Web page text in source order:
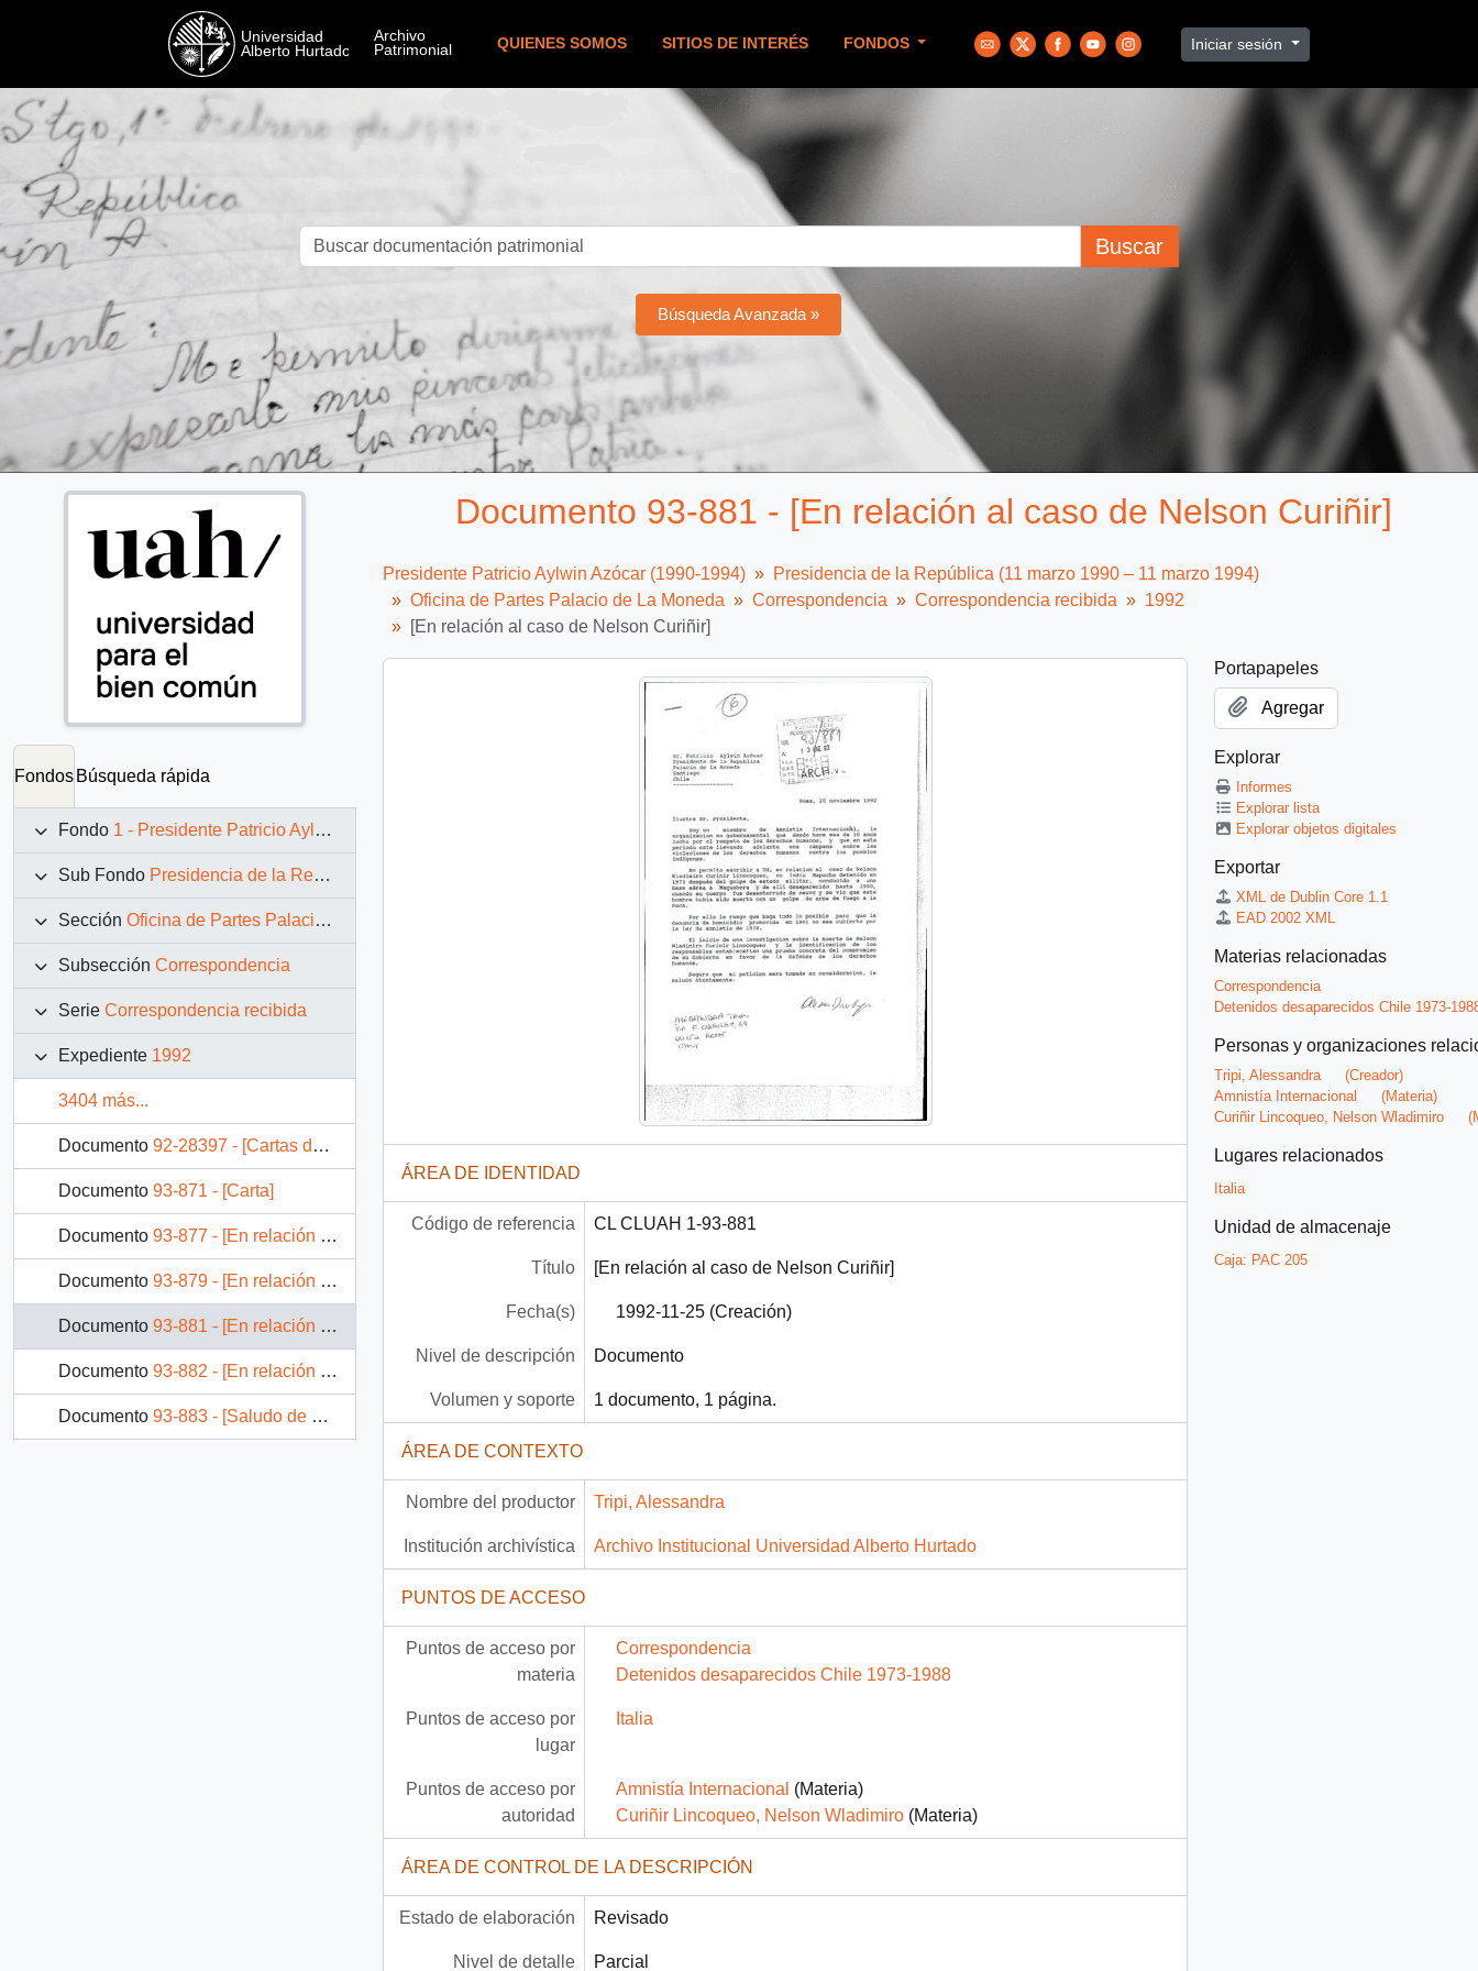
QUIENES SOMOS SITIOS DE INTERÉS FONDOS Iniciar sesión
Buscar
Búsqueda Avanzada »
Fondos Búsqueda rápida
Fondo 1 - Presidente Patricio Aylwin Azócar (1990-1994)
Sub Fondo Presidencia de la República (11 marzo 1990 – 11 marzo 1994)
Sección Oficina de Partes Palacio de La Moneda
Subsección Correspondencia
Serie Correspondencia recibida
Expediente 1992
3404 más...
Documento 92-28397 - [Cartas del Lector]
Documento 93-871 - [Carta]
Documento 93-877 - [En relación al caso de Nelson Curiñir]
Documento 93-879 - [En relación al caso de Nelson Curiñir]
Documento 93-881 - [En relación al caso de Nelson Curiñir]
Documento 93-882 - [En relación al caso de Nelson Curiñir]
Documento 93-883 - [Saludo de Navidad y Año Nuevo al Presidente Patricio Aylwin]
Documento 93-881 - [En relación al caso de Nelson Curiñir]
Presidente Patricio Aylwin Azócar (1990-1994)
Presidencia de la República (11 marzo 1990 – 11 marzo 1994)
Oficina de Partes Palacio de La Moneda
Correspondencia Correspondencia recibida
1992
[En relación al caso de Nelson Curiñir]
ÁREA DE IDENTIDAD
Código de referencia CL CLUAH 1-93-881
Título [En relación al caso de Nelson Curiñir]
Fecha(s) 1992-11-25 (Creación)
Nivel de descripción Documento
Volumen y soporte 1 documento, 1 página.
ÁREA DE CONTEXTO
Nombre del productor Tripi, Alessandra
Institución archivística Archivo Institucional Universidad Alberto Hurtado
PUNTOS DE ACCESO
Puntos de acceso por
materia
Correspondencia
Detenidos desaparecidos Chile 1973-1988
Puntos de acceso por
lugar
Italia
Puntos de acceso por
autoridad
Amnistía Internacional (Materia)
Curiñir Lincoqueo, Nelson Wladimiro(Materia)
ÁREA DE CONTROL DE LA DESCRIPCIÓN
Estado de elaboración Revisado
Nivel de detalle Parcial
Portapapeles
Agregar
Explorar
Informes
Explorar lista
Explorar objetos digitales
Exportar
XML de Dublin Core 1.1
EAD 2002 XML
Materias relacionadas
Correspondencia
Detenidos desaparecidos Chile 1973-
Personas y organizaciones
Tripi, Alessandra
(Creador)
Amnistía Internacional
(Materia)
Curiñir Lincoqueo, Nelson Wladimiro
Lugares relacionados
Italia
Unidad de almacenaje
Caja: PAC 205